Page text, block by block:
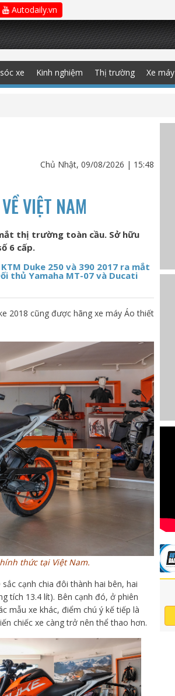
Autodaily.vn
xe Kinh nghiệm Thị trường Xe máy
Chủ Nhật, 09/08/2026 | 15:48
VIỆT NAM
thị trường toàn cầu. Sở hữu
6 cấp.
KTM Duke 250 và 390 2017 ra mắt
thủ Yamaha MT-07 và Ducati
2018 cũng được hãng xe máy Áo thiết
thức tại Việt Nam.
cạnh chia đôi thành hai bên, hai
tích 13.4 lít). Bên cạnh đó, ở phiên
mẫu xe khác, điểm chú ý kế tiếp là
chiếc xe càng trở nên thể thao hơn.